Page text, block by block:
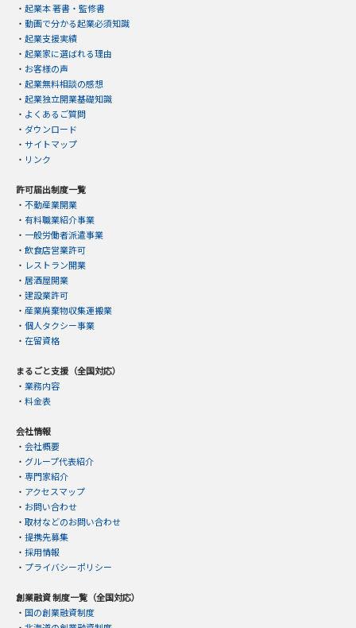
・ 起業本 著書・監修書
・ 動画で分かる起業必須知識
・ 起業支援実績
・ 起業家に選ばれる理由
・ お客様の声
・ 起業無料相談の感想
・ 起業独立開業基礎知識
・ よくあるご質問
・ ダウンロード
・ サイトマップ
・ リンク
許可届出制度一覧
・ 不動産業開業
・ 有料職業紹介事業
・ 一般労働者派遣事業
・ 飲食店営業許可
・ レストラン開業
・ 居酒屋開業
・ 建設業許可
・ 産業廃棄物収集運搬業
・ 個人タクシー事業
・ 在留資格
まるごと支援（全国対応）
・ 業務内容
・ 料金表
会社情報
・ 会社概要
・ グループ代表紹介
・ 専門家紹介
・ アクセスマップ
・ お問い合わせ
・ 取材などのお問い合わせ
・ 提携先募集
・ 採用情報
・ プライバシーポリシー
創業融資 制度一覧（全国対応）
・ 国の創業融資制度